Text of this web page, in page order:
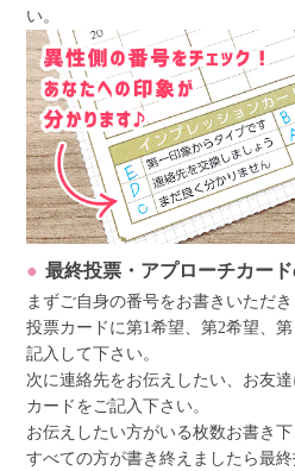
い。
最終投票・アプローチカー
まずご自身の番号をお書きいただ
投票カードに第1希望、第2希望、
記入して下さい。
次に連絡先をお伝えしたい、お友
カードをご記入下さい。
お伝えしたい方がいる枚数お書き下
すべての方が書き終えましたら最